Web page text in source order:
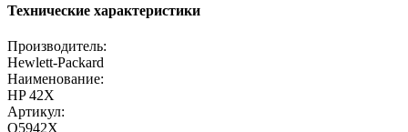
Технические характеристики
Производитель:
Hewlett-Packard
Наименование:
HP 42X
Артикул:
Q5942X